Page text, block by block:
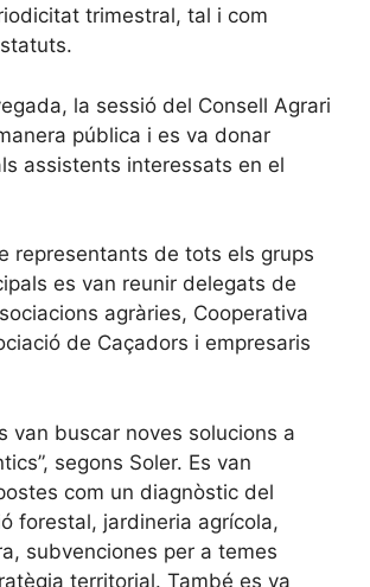
trimestral, tal i com
la sessió del Consell Agrari
pública i es va donar
assistents interessats en el
representants de tots els grups
es van reunir delegats de
agràries, Cooperativa
de Caçadors i empresaris
van buscar noves solucions a
segons Soler. Es van
com un diagnòstic del
forestal, jardineria agrícola,
subvenciones per a temes
territorial. També es va